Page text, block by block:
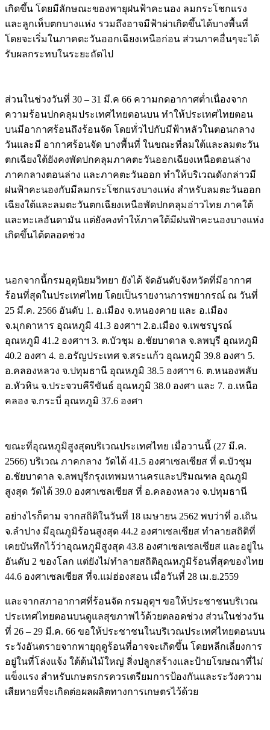
เกิดขึ้น โดยมีลักษณะของพายุฝนฟ้าคะนอง ลมกระโชกแรง
และลูกเห็บตกบางแห่ง รวมถึงอาจมีฟ้าผ่าเกิดขึ้นได้บางพื้นที่
โดยจะเริ่มในภาคตะวันออกเฉียงเหนือก่อน ส่วนภาคอื่นๆจะได้
รับผลกระทบในระยะถัดไป
ส่วนในช่วงวันที่ 30 – 31 มี.ค 66 ความกดอากาศต่ำเนื่องจาก
ความร้อนปกคลุมประเทศไทยตอนบน ทำให้ประเทศไทยตอน
บนมีอากาศร้อนถึงร้อนจัด โดยทั่วไปกับมีฟ้าหลัวในตอนกลาง
วันและมี อากาศร้อนจัด บางพื้นที่ ในขณะที่ลมใต้และลมตะวัน
ตกเฉียงใต้ยังคงพัดปกคลุมภาคตะวันออกเฉียงเหนือตอนล่าง
ภาคกลางตอนล่าง และภาคตะวันออก ทำให้บริเวณดังกล่าวมี
ฝนฟ้าคะนองกับมีลมกระโชกแรงบางแห่ง สำหรับลมตะวันออก
เฉียงใต้และลมตะวันตกเฉียงเหนือพัดปกคลุมอ่าวไทย ภาคใต้
และทะเลอันดามัน แต่ยังคงทำให้ภาคใต้มีฝนฟ้าคะนองบางแห่ง
เกิดขึ้นได้ตลอดช่วง
นอกจากนี้กรมอุตุนิยมวิทยา ยังได้ จัดอันดับจังหวัดที่มีอากาศ
ร้อนที่สุดในประเทศไทย โดยเป็นรายงานการพยากรณ์ ณ วันที่
25 มี.ค. 2566 อันดับ 1. อ.เมือง จ.หนองคาย และ อ.เมือง
จ.มุกดาหาร อุณหภูมิ 41.3 องศาฯ 2.อ.เมือง จ.เพชรบูรณ์
อุณหภูมิ 41.2 องศาฯ 3. ต.บัวชุม อ.ชัยบาดาล จ.ลพบุรี อุณหภูมิ
40.2 องศา 4. อ.อรัญประเทศ จ.สระแก้ว อุณหภูมิ 39.8 องศา 5.
อ.คลองหลวง จ.ปทุมธานี อุณหภูมิ 38.5 องศาฯ 6. ต.หนองพลับ
อ.หัวหิน จ.ประจวบคีรีขันธ์ อุณหภูมิ 38.0 องศา และ 7. อ.เหนือ
คลอง จ.กระบี่ อุณหภูมิ 37.6 องศา
ขณะที่อุณหภูมิสูงสุดบริเวณประเทศไทย เมื่อวานนี้ (27 มี.ค.
2566) บริเวณ ภาคกลาง วัดได้ 41.5 องศาเซลเซียส ที่ ต.บัวชุม
อ.ชัยบาดาล จ.ลพบุรีกรุงเทพมหานครและปริมณฑล อุณภูมิ
สูงสุด วัดได้ 39.0 องศาเซลเซียส ที่ อ.คลองหลวง จ.ปทุมธานี
อย่างไรก็ตาม จากสถิติในวันที่ 18 เมษายน 2562 พบว่าที่ อ.เถิน
จ.ลำปาง มีอุณภูมิร้อนสูงสุด 44.2 องศาเซลเซียส ทำลายสถิติที่
เคยบันทึกไว้ว่าอุณหภูมิสูงสุด 43.8 องศาเซลเซลเซียส และอยู่ใน
อันดับ 2 ของโลก แต่ยังไม่ทำลายสถิติอุณหภูมิร้อนที่สุดของไทย
44.6 องศาเซลเซียส ที่จ.แม่ฮ่องสอน เมื่อวันที่ 28 เม.ย.2559
และจากสภาอากาศที่ร้อนจัด กรมอุตุฯ ขอให้ประชาชนบริเวณ
ประเทศไทยตอนบนดูแลสุขภาพไว้ด้วยตลอดช่วง ส่วนในช่วงวัน
ที่ 26 – 29 มี.ค. 66 ขอให้ประชาชนในบริเวณประเทศไทยตอนบน
ระวังอันตรายจากพายุฤดูร้อนที่อาจจะเกิดขึ้น โดยหลีกเลี่ยงการ
อยู่ในที่โล่งแจ้ง ใต้ต้นไม้ใหญ่ สิ่งปลูกสร้างและป้ายโฆษณาที่ไม่
แข็งแรง สำหรับเกษตรกรควรเตรียมการป้องกันและระวังความ
เสียหายที่จะเกิดต่อผลผลิตทางการเกษตรไว้ด้วย